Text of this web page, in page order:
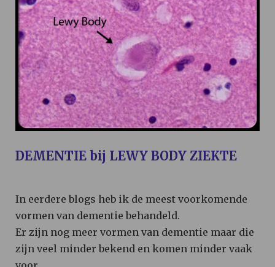
DEMENTIE bij LEWY BODY ZIEKTE
In eerdere blogs heb ik de meest voorkomende
vormen van dementie behandeld.
Er zijn nog meer vormen van dementie maar die
zijn veel minder bekend en komen minder vaak